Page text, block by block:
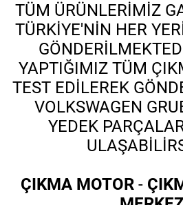
TÜM ÜRÜNLERİMİZ
TÜRKİYE'NİN HER
YAPTIĞIMIZ TÜM
TEST EDİLEREK
VOLKSWAGEN
YEDEK
ÇIKMA MOTOR-